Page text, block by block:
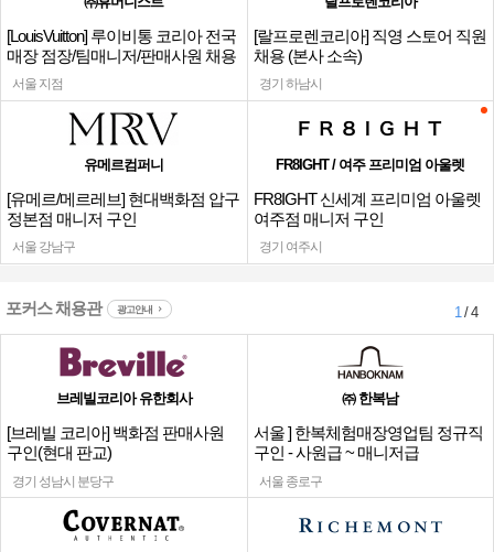
[LouisVuitton] 루이비통 코리아 전국
매장 점장/팀매니저/판매사원 채용
서울 지점
[랄프로렌코리아] 직영 스토어 직원
채용 (본사 소속)
경기 하남시
유메르컴퍼니
[유메르/메르레브] 현대백화점 압구
정본점 매니저 구인
서울 강남구
FR8IGHT / 여주 프리미엄 아울렛
FR8IGHT 신세계 프리미엄 아울렛
여주점 매니저 구인
경기 여주시
포커스 채용관 광고안내 1/ 4
브레빌코리아 유한회사
[브레빌 코리아] 백화점 판매사원
구인(현대 판교)
경기 성남시 분당구
㈜ 한복남
서울 ] 한복체험매장영업팀 정규직
구인 - 사원급 ~ 매니저급
서울 종로구